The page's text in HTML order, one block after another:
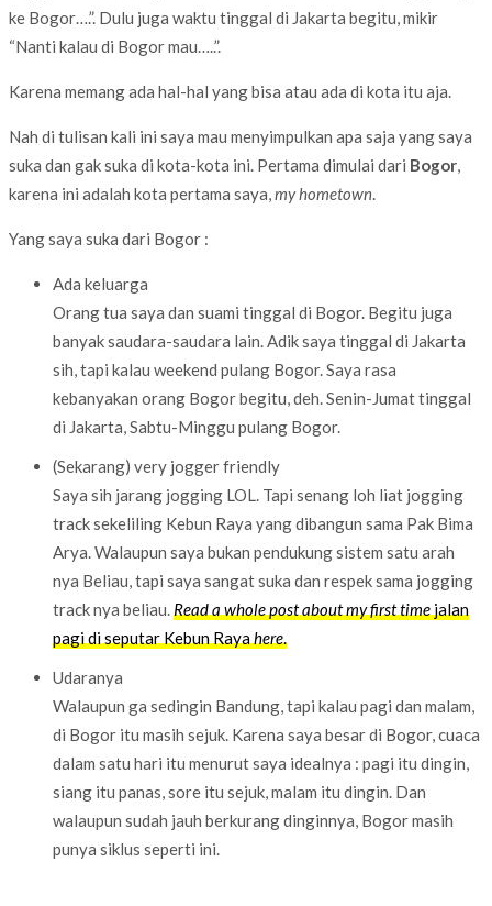
ke Bogor….”. Dulu juga waktu tinggal di Jakarta begitu, mikir
“Nanti kalau di Bogor mau…..”.
Karena memang ada hal-hal yang bisa atau ada di kota itu aja.
Nah di tulisan kali ini saya mau menyimpulkan apa saja yang saya
suka dan gak suka di kota-kota ini. Pertama dimulai dari Bogor,
karena ini adalah kota pertama saya,my hometown.
Yang saya suka dari Bogor :
Ada keluarga
Orang tua saya dan suami tinggal di Bogor. Begitu juga
banyak saudara-saudara lain. Adik saya tinggal di Jakarta
sih, tapi kalau weekend pulang Bogor. Saya rasa
kebanyakan orang Bogor begitu, deh. Senin-Jumat tinggal
di Jakarta, Sabtu-Minggu pulang Bogor.
(Sekarang) very jogger friendly
Saya sih jarang jogging LOL. Tapi senang loh liat jogging
track sekeliling Kebun Raya yang dibangun sama Pak Bima
Arya. Walaupun saya bukan pendukung sistem satu arah
nya Beliau, tapi saya sangat suka dan respek sama jogging
track nya beliau. Read a whole post about my first time jalan
pagi di seputar Kebun Rayahere.
Udaranya
Walaupun ga sedingin Bandung, tapi kalau pagi dan malam,
di Bogor itu masih sejuk. Karena saya besar di Bogor, cuaca
dalam satu hari itu menurut saya idealnya : pagi itu dingin,
siang itu panas, sore itu sejuk, malam itu dingin. Dan
walaupun sudah jauh berkurang dinginnya, Bogor masih
punya siklus seperti ini.